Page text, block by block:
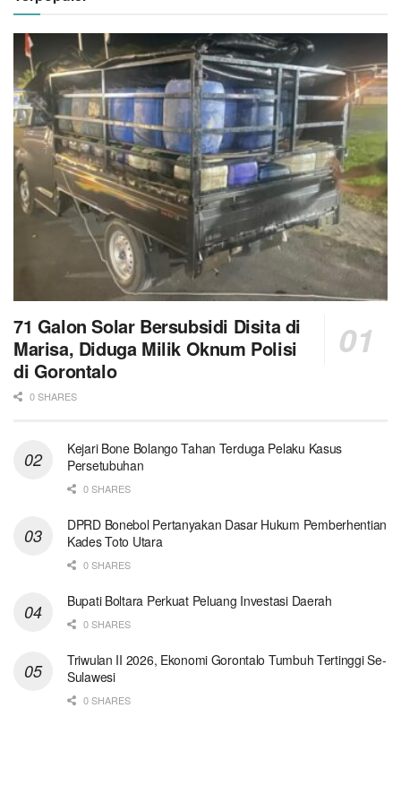
71 Galon Solar Bersubsidi Disita di
Marisa, Diduga Milik Oknum Polisi
di Gorontalo
0 SHARES
Kejari Bone Bolango Tahan Terduga Pelaku Kasus
Persetubuhan
0 SHARES
DPRD Bonebol Pertanyakan Dasar Hukum Pemberhentian
Kades Toto Utara
0 SHARES
Bupati Boltara Perkuat Peluang Investasi Daerah
0 SHARES
Triwulan II 2026, Ekonomi Gorontalo Tumbuh Tertinggi Se-
Sulawesi
0 SHARES